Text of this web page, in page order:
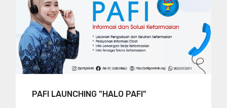
PAFI LAUNCHING "HALO PAFI"